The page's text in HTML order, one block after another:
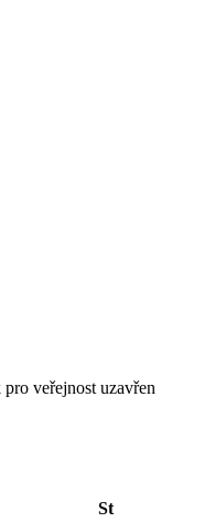
veřejnost uzavřen
St